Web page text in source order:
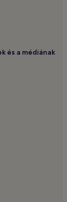
és a médiának